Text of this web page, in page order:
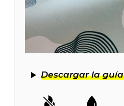
Descargar la